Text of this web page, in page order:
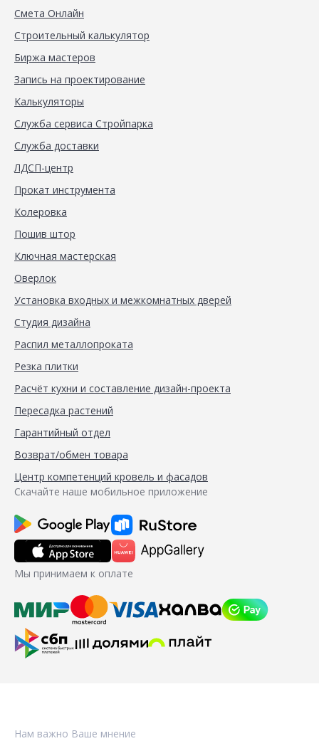
Смета Онлайн
Строительный калькулятор
Биржа мастеров
Запись на проектирование
Калькуляторы
Служба сервиса Стройпарка
Служба доставки
ЛДСП-центр
Прокат инструмента
Колеровка
Пошив штор
Ключная мастерская
Оверлок
Установка входных и межкомнатных дверей
Студия дизайна
Распил металлопроката
Резка плитки
Расчёт кухни и составление дизайн-проекта
Пересадка растений
Гарантийный отдел
Возврат/обмен товара
Центр компетенций кровель и фасадов
Скачайте наше мобильное приложение
Мы принимаем к оплате
Нам важно Ваше мнение